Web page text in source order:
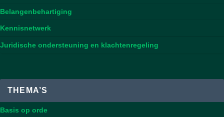
Belangenbehartiging
Kennisnetwerk
Juridische ondersteuning en klachtenregeling
THEMA’S
Basis op orde